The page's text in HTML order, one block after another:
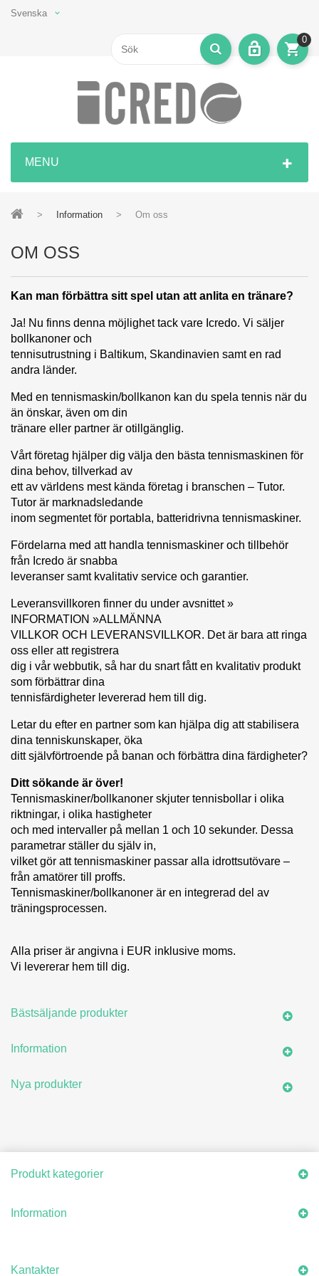
Svenska
0
MENU
> Information > Om oss
OM OSS
Kan man förbättra sitt spel utan att anlita en tränare?
Ja! Nu finns denna möjlighet tack vare Icredo. Vi säljer
bollkanoner och
tennisutrustning i Baltikum, Skandinavien samt en rad
andra länder.
Med en tennismaskin/bollkanon kan du spela tennis när du
än önskar, även om din
tränare eller partner är otillgänglig.
Vårt företag hjälper dig välja den bästa tennismaskinen för
dina behov, tillverkad av
ett av världens mest kända företag i branschen – Tutor.
Tutor är marknadsledande
inom segmentet för portabla, batteridrivna tennismaskiner.
Fördelarna med att handla tennismaskiner och tillbehör
från Icredo är snabba
leveranser samt kvalitativ service och garantier.
Leveransvillkoren finner du under avsnittet »
INFORMATION »ALLMÄNNA
VILLKOR OCH LEVERANSVILLKOR. Det är bara att ringa
oss eller att registrera
dig i vår webbutik, så har du snart fått en kvalitativ produkt
som förbättrar dina
tennisfärdigheter levererad hem till dig.
Letar du efter en partner som kan hjälpa dig att stabilisera
dina tenniskunskaper, öka
ditt självförtroende på banan och förbättra dina färdigheter?
Ditt sökande är över!
Tennismaskiner/bollkanoner skjuter tennisbollar i olika
riktningar, i olika hastigheter
och med intervaller på mellan 1 och 10 sekunder. Dessa
parametrar ställer du själv in,
vilket gör att tennismaskiner passar alla idrottsutövare –
från amatörer till proffs.
Tennismaskiner/bollkanoner är en integrerad del av
träningsprocessen.
Alla priser är angivna i EUR inklusive moms.
Vi levererar hem till dig.
Bästsäljande produkter
Information
Nya produkter
Produkt kategorier
Information
Kantakter